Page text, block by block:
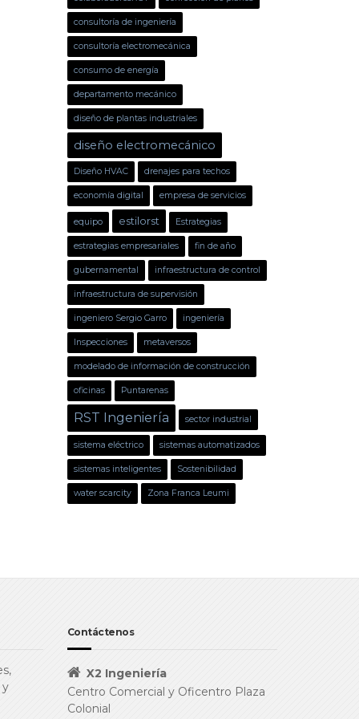
consultoría de ingeniería
consultoría electromecánica
consumo de energía
departamento mecánico
diseño de plantas industriales
diseño electromecánico
Diseño HVAC drenajes para techos
economía digital empresa de servicios
equipo estilorst Estrategias
estrategias empresariales fin de año
gubernamental infraestructura de control
infraestructura de supervisión
ingeniero Sergio Garro ingeniería
Inspecciones metaversos
modelado de información de construcción
oficinas Puntarenas
RST Ingeniería sector industrial
sistema eléctrico sistemas automatizados
sistemas inteligentes Sostenibilidad
water scarcity Zona Franca Leumi
y
Contáctenos
X2 Ingeniería
Centro Comercial y Oficentro Plaza
Colonial